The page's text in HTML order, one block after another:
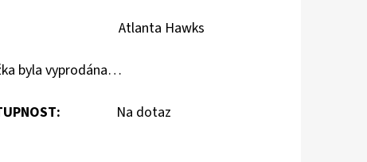
Atlanta Hawks
byla vyprodána…
Na dotaz